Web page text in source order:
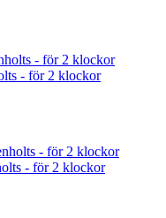
- för 2 klockor
- för 2 klockor